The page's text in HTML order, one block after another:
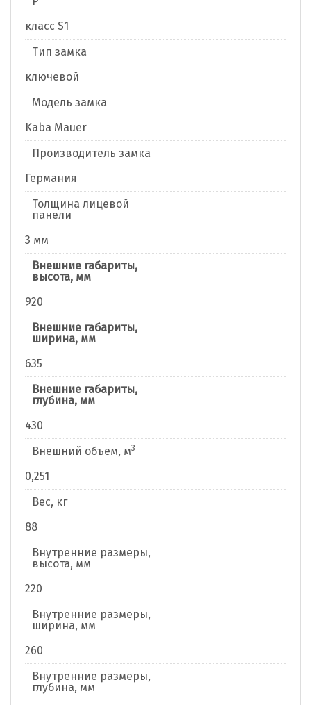
класс S1
Тип замка
ключевой
Модель замка
Kaba Mauer
Производитель замка
Германия
Толщина лицевой
панели
3 мм
Внешние габариты,
высота, мм
920
Внешние габариты,
ширина, мм
635
Внешние габариты,
глубина, мм
430
Внешний объем, м3
0,251
Вес, кг
88
Внутренние размеры,
высота, мм
220
Внутренние размеры,
ширина, мм
260
Внутренние размеры,
глубина, мм